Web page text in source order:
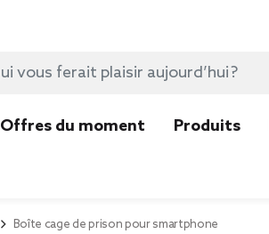
Offres du moment Produits
Boîte cage de prison pour smartphone